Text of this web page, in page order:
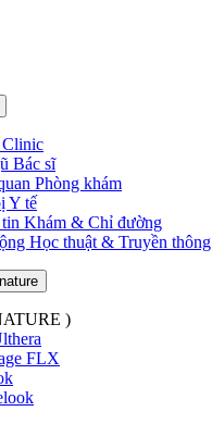
Clinic
Bác sĩ
Phòng khám
Y tế
Khám & Chỉ đường
Học thuật & Truyền thông
)
FLX